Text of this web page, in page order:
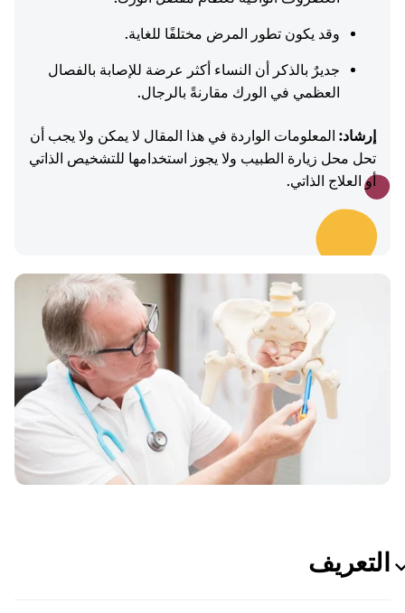
وقد يكون تطور المرض مختلفًا للغاية.
جديرٌ بالذكر أن النساء أكثر عرضة للإصابة بالفصال
العظمي في الورك مقارنةً بالرجال.
إرشاد: المعلومات الواردة في هذا المقال لا يمكن ولا يجب أن
تحل محل زيارة الطبيب ولا يجوز استخدامها للتشخيص الذاتي
أو العلاج الذاتي.
التعريف